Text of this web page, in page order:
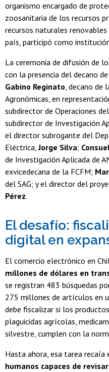
organismo encargado de
zoosanitaria de los recursos
recursos naturales
país, participó como
La ceremonia de difusión de
con la presencia del decano
Gabino Reginato, decano de
Agronómicas, en
subdirector de Operaciones del
subdirector de Investigación
el director subrogante del
Eléctrica,Jorge Silva;
de Investigación Aplicada de
exvicedecana de la FCFM;
del SAG; y el director del
Pérez.
El desafío:
digital en
El comercio electrónico en
millones de dólares en
se registran 483 búsquedas
275 millones de artículos en
debe fiscalizar si los
plaguicidas agrícolas,
silvestre, cumplen con la
Hasta ahora, esa tarea recaía
humanos capaces de